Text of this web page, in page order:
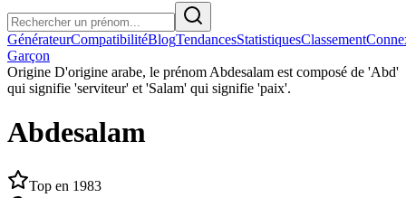
GénérateurCompatibilitéBlogTendancesStatistiquesClassement
Garçon
Origine D'origine arabe, le prénom Abdesalam est composé de 'Abd'
qui signifie 'serviteur' et 'Salam' qui signifie 'paix'.
Abdesalam
Top en 1983